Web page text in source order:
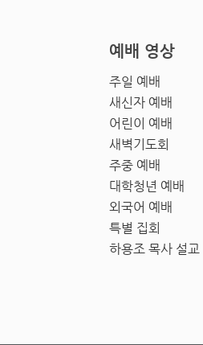
예배 영상
주일 예배
새신자 예배
어린이 예배
새벽기도회
주중 예배
대학청년 예배
외국어 예배
특별 집회
하용조 목사 설교